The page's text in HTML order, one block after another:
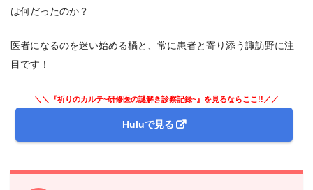
は何だったのか？
医者になるのを迷い始める橘と、常に患者と寄り添う諏訪野に注
目です！
＼＼『祈りのカルテ~研修医の謎解き診察記録~』を見るならここ!!／／
Huluで見る